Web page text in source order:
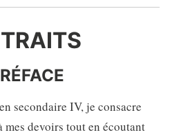
secondaire IV, je consacre
mes devoirs tout en écoutant